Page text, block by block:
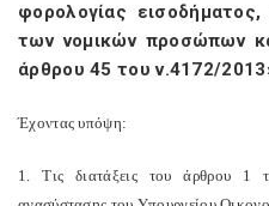
φορολογίας
των νομικών προσώπων
άρθρου 45 του ν.4172/
Έχοντας υπόψη:
1. Τις διατάξεις του άρθρου